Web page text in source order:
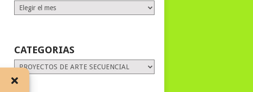
ALL
MONTHS
CATEGORIAS
Categorias